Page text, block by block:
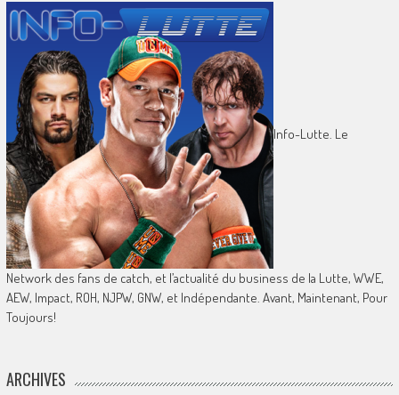
Info-Lutte. Le
Network des fans de catch, et l’actualité du business de la Lutte, WWE,
AEW, Impact, ROH, NJPW, GNW, et Indépendante. Avant, Maintenant, Pour
Toujours!
ARCHIVES